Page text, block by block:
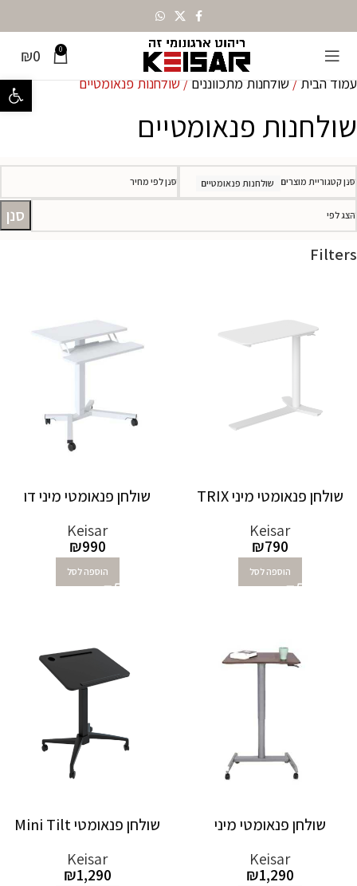
פתח
0
₪0
עמוד הבית שולחנות מתכווננים שולחנות פנאומטיים
שולחנות פנאומטיים
סנן קטגוריית מוצרים שולחנות פנאומטיים סנן לפי מחיר
הצג לפי
סנן
Filters
שולחן פנאומטי מיני TRIX
Keisar
₪790
הוספה לסל
שולחן פנאומטי מיני דו
Keisar
₪990
הוספה לסל
שולחן פנאומטי מיני
Keisar
₪1,290
שולחן פנאומטי Mini Tilt
Keisar
₪1,290